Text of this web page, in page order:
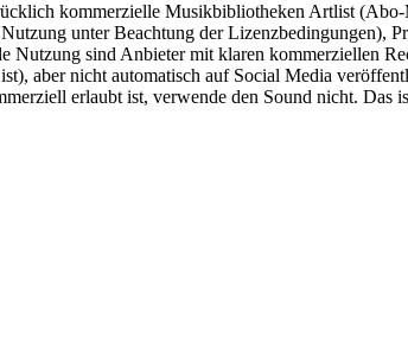
kommerzielle Musikbibliotheken Artlist
unter Beachtung der Lizenzbedingungen),
sind Anbieter mit klaren kommerziellen
aber nicht automatisch auf Social Media
erlaubt ist, verwende den Sound nicht. Das